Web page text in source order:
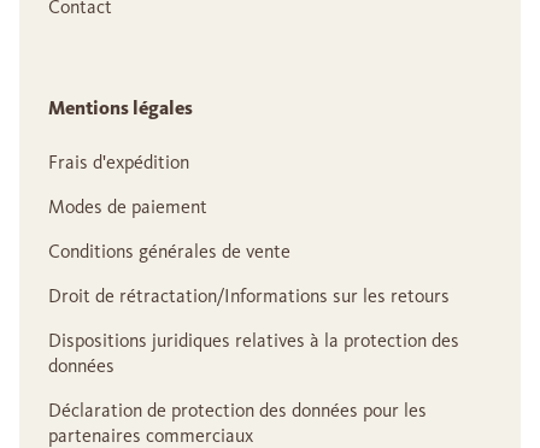
Contact
Mentions légales
Frais d'expédition
Modes de paiement
Conditions générales de vente
Droit de rétractation/Informations sur les retours
Dispositions juridiques relatives à la protection des
données
Déclaration de protection des données pour les
partenaires commerciaux